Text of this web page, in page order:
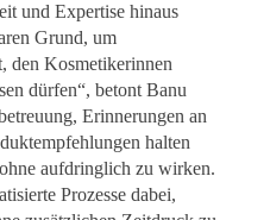
und Expertise hinaus
Grund, um
den Kosmetikerinnen
dürfen“, betont Banu
Erinnerungen an
halten
aufdringlich zu wirken.
Prozesse dabei,